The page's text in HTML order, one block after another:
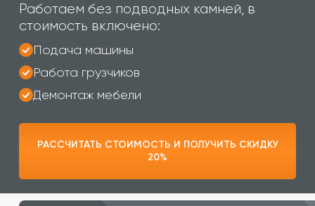
Работаем без подводных камней, в
стоимость включено:
Подача машины
Работа грузчиков
Демонтаж мебели
РАССЧИТАТЬ СТОИМОСТЬ И ПОЛУЧИТЬ СКИДКУ
20%